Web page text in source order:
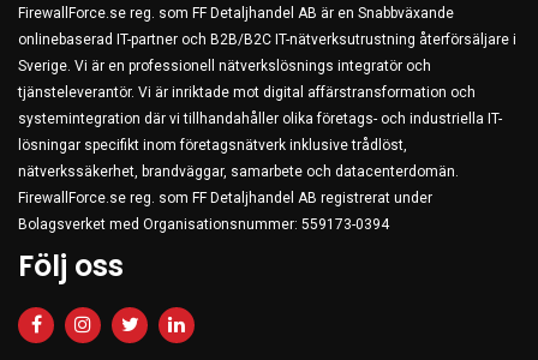
Office Supplies
Phones & PBX
Network Equipment
Printers & Accessories
Clothing
Beauty & Healthcare
Software
Service & Support
FirewallForce.se reg. som FF Detaljhandel AB är en Snabbväxande
onlinebaserad IT-partner och B2B/B2C IT-nätverksutrustning återförsäljare i
Sverige. Vi är en professionell nätverkslösnings integratör och
tjänsteleverantör. Vi är inriktade mot digital affärstransformation och
systemintegration där vi tillhandahåller olika företags- och industriella IT-
lösningar specifikt inom företagsnätverk inklusive trådlöst,
nätverkssäkerhet, brandväggar, samarbete och datacenterdomän.
FirewallForce.se reg. som FF Detaljhandel AB registrerat under
Bolagsverket med Organisationsnummer: 559173-0394
Följ oss